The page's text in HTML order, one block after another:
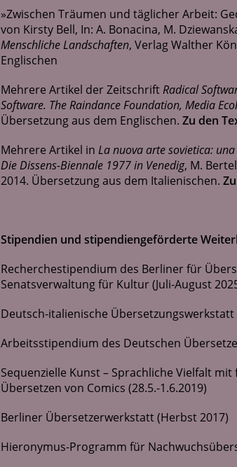
»Zwischen Träumen und täglicher Arbeit:
von Kirsty Bell, In: A. Bonacina, M.
Menschliche Landschaften, Verlag Walther
Englischen
Mehrere Artikel der ZeitschriftRadical
Software. The Raindance Foundation, Media
Übersetzung aus dem Englischen.Zu den
Mehrere Artikel inLa nuova arte sovietica:
Die Dissens-Biennale 1977 in Venedig, M.
2014. Übersetzung aus dem Italienischen.
Stipendien und stipendiengeförderte
Recherchestipendium des Berliner für
Senatsverwaltung für Kultur (Juli-August
Deutsch-italienische Übersetzungswerkstatt
Arbeitsstipendium des Deutschen
Sequenzielle Kunst – Sprachliche Vielfalt
Übersetzen von Comics (28.5.-1.6.2019)
Berliner Übersetzerwerkstatt (Herbst 2017)
Hieronymus-Programm für